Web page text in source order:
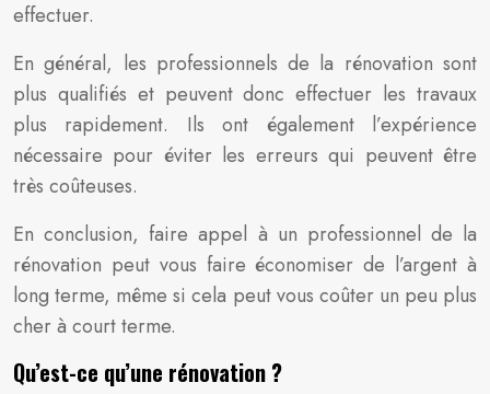
effectuer.
En général, les professionnels de la rénovation sont
plus qualifiés et peuvent donc effectuer les travaux
plus rapidement. Ils ont également l’expérience
nécessaire pour éviter les erreurs qui peuvent être
très coûteuses.
En conclusion, faire appel à un professionnel de la
rénovation peut vous faire économiser de l’argent à
long terme, même si cela peut vous coûter un peu plus
cher à court terme.
Qu’est-ce qu’une rénovation ?